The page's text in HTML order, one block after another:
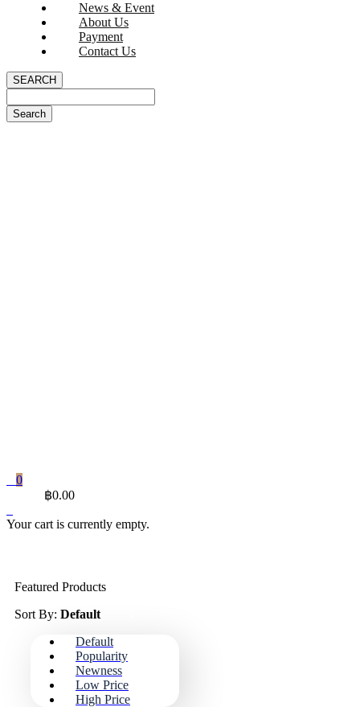
News & Event
About Us
Payment
Contact Us
SEARCH
0
฿0.00
Your cart is currently empty.
Featured Products
Sort By: Default
Default
Popularity
Newness
Low Price
High Price